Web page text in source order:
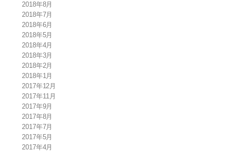
2018年8月
2018年7月
2018年6月
2018年5月
2018年4月
2018年3月
2018年2月
2018年1月
2017年12月
2017年11月
2017年9月
2017年8月
2017年7月
2017年5月
2017年4月